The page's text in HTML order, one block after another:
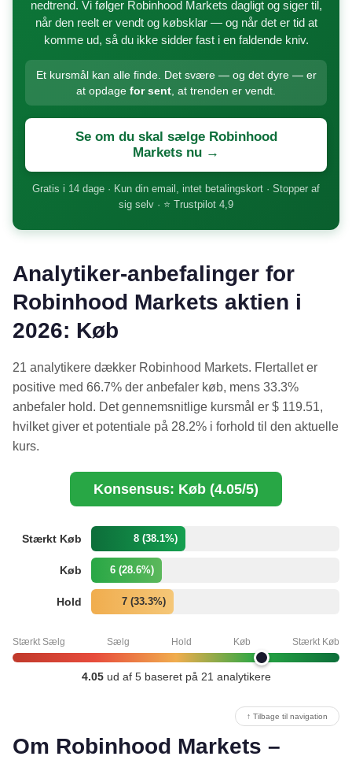
nedtrend. Vi følger Robinhood Markets dagligt og siger til,
når den reelt er vendt og købsklar — og når det er tid at
komme ud, så du ikke sidder fast i en faldende kniv.
Et kursmål kan alle finde. Det svære — og det dyre — er
at opdage for sent, at trenden er vendt.
Se om du skal sælge Robinhood
Markets nu →
Gratis i 14 dage · Kun din email, intet betalingskort · Stopper af
sig selv · ⭐ Trustpilot 4,9
Analytiker-anbefalinger for
Robinhood Markets aktien i
2026: Køb
21 analytikere dækker Robinhood Markets. Flertallet er
positive med 66.7% der anbefaler køb, mens 33.3%
anbefaler hold. Det gennemsnitlige kursmål er $ 119.51,
hvilket giver et potentiale på 28.2% i forhold til den aktuelle
kurs.
Konsensus: Køb (4.05/5)
Stærkt Køb 8 (38.1%)
Køb 6 (28.6%)
Hold 7 (33.3%)
Stærkt Sælg Sælg Hold Køb Stærkt Køb
4.05ud af 5 baseret på 21 analytikere
↑ Tilbage til navigation
Om Robinhood Markets –